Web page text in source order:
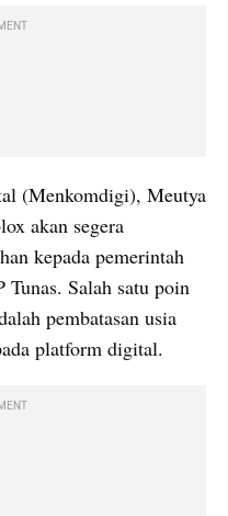
(Menkomdigi), Meutya
akan segera
kepada pemerintah
Tunas. Salah satu poin
pembatasan usia
platform digital.